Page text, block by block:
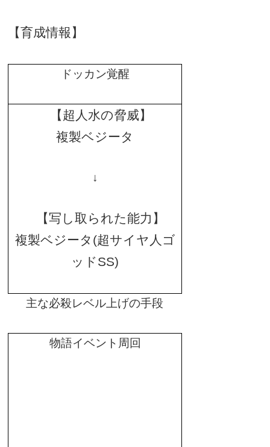
【育成情報】
ドッカン覚醒
【超人水の脅威】
複製ベジータ
↓
【写し取られた能力】
複製ベジータ (超サイヤ人ゴ
ッドSS)
主な必殺レベル上げの手段
物語イベント周回